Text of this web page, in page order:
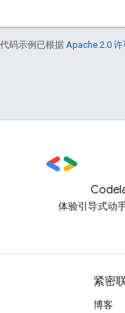
码示例已根据 Apache 2.0 许
体验引导式动
紧密
博客